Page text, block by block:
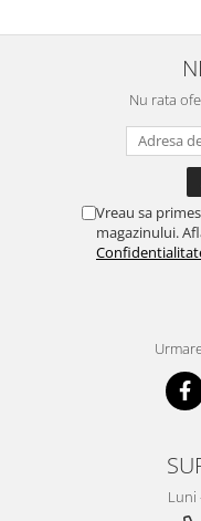
Jucarii si Jocuri
Accesorii animale de
Castroane si adapatori
Igiena animale de
Mobila si transport
Desktop PC & Monitoare
Imprimante, Scanere &
Retelistica &
Nu rata
Vreau sa
magazinului.
Luni